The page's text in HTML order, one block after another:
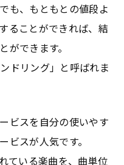
も、もともとの値段よ
ることができれば、結
ができます。
ドリング」と呼ばれま
ビスを自分の使いやす
ビスが人気です。
ている楽曲を、曲単位